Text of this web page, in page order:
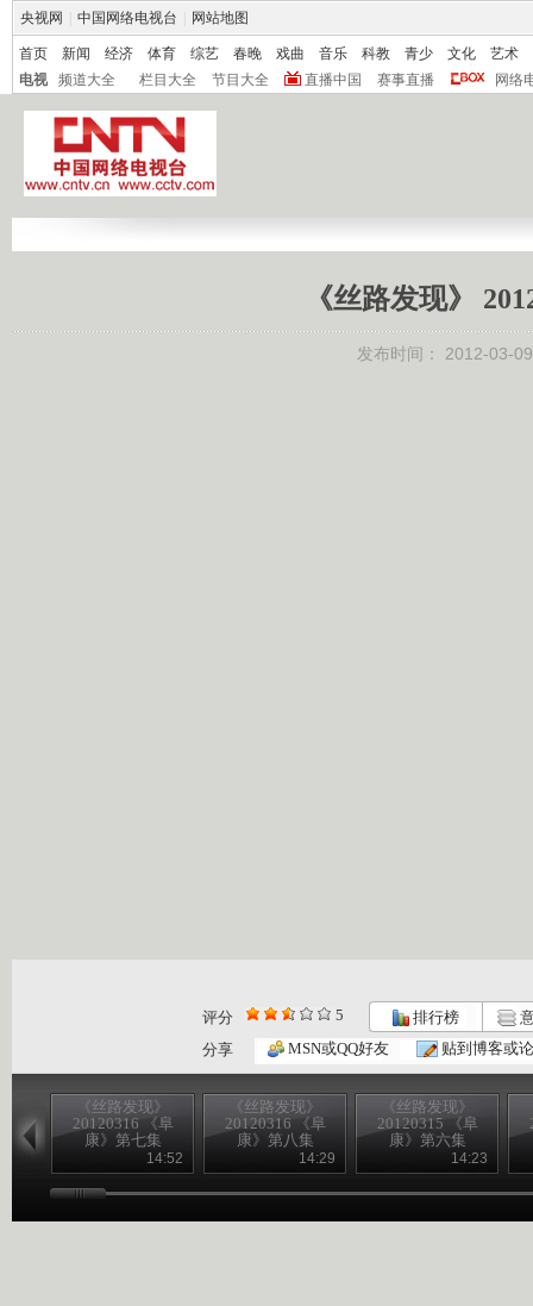
央视网 中国网络电视台 网站地图
首页 新闻 经济 体育 综艺 春晚 戏曲 音乐 科教 青少 文化
艺术
电视
频道大全 栏目大全 节目大全 直播中国 赛事直播 网络
《丝路发现》
发布时间： 2012-03-
评分 5 排行榜
分享
MSN或QQ好友 贴到博客或
《丝路发现》
20120316 《阜
康》第七集
14:52
《丝路发现》
20120316 《阜
康》第八集
14:29
《丝路发现》
20120315 《阜
康》第六集
14:23